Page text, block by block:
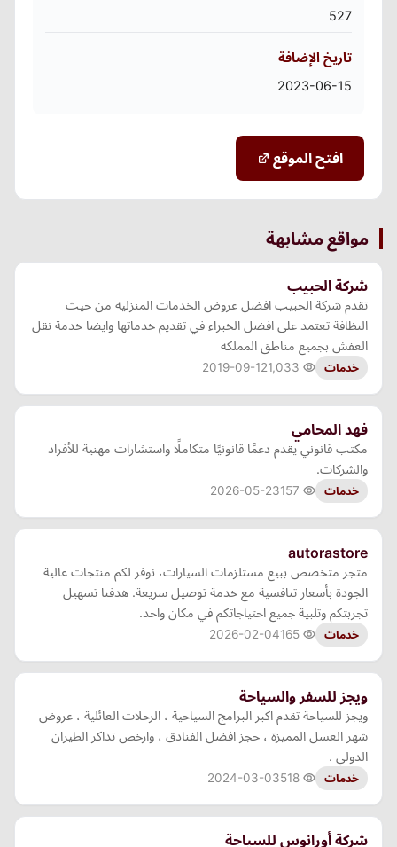
527
تاريخ الإضافة
2023-06-15
افتح الموقع
مواقع مشابهة
شركة الحبيب
تقدم شركة الحبيب افضل عروض الخدمات المنزليه من حيث
النظافة تعتمد على افضل الخبراء في تقديم خدماتها وايضا خدمة نقل
العفش بجميع مناطق المملكه
خدمات 2019-09-12
فهد المحامي
مكتب قانوني يقدم دعمًا قانونيًا متكاملًا واستشارات مهنية للأفراد
والشركات.
خدمات 2026-05-23
autorastore
متجر متخصص ببيع مستلزمات السيارات، نوفر لكم منتجات عالية
الجودة بأسعار تنافسية مع خدمة توصيل سريعة. هدفنا تسهيل
تجربتكم وتلبية جميع احتياجاتكم في مكان واحد.
خدمات 2026-02-04
ويجز للسفر والسياحة
ويجز للسياحة تقدم اكبر البرامج السياحية ، الرحلات العائلية ، عروض
شهر العسل المميزة ، حجز افضل الفنادق ، وارخص تذاكر الطيران
الدولي .
خدمات 2024-03-03
شركة أورانوس للسياحة